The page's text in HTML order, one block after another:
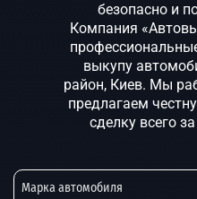
безопасно и
Компания
выкупу
район, Киев. Мы
предлагаем
сделку всего
Марка автомобиля